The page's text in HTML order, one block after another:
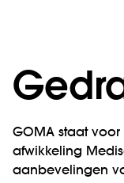
GOMA staat
afwikkeling
aan­bevelingen